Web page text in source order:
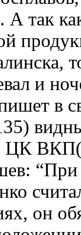
А так
и
в
ЦК
“При
он